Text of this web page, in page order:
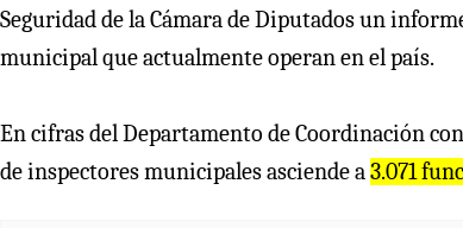
Seguridad de la Cámara de Diputados un
municipal que actualmente operan en el país.
En cifras del Departamento de Coordinación
de inspectores municipales asciende a3.071